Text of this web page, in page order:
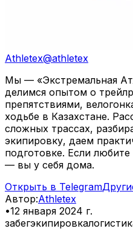
Athletex@athletex
Мы — «Экстремальная
делимся опытом о
препятствиями,
ходьбе в Казахстане.
сложных трассах,
экипировку, даем
подготовке. Если
— вы у себя дома.
Открыть в Telegram
Автор:Athletex
•12 января 2024 г.
забегэкипировка